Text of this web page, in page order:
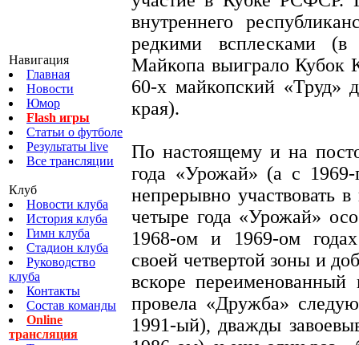
Навигация
Главная
Новости
Юмор
Flash игры
Статьи о футболе
Результаты live
Все трансляции
Клуб
Новости клуба
История клуба
Гимн клуба
Стадион клуба
Руководство
клуба
Контакты
Состав команды
Online
трансляция
внутреннего
редкими всплесками
Майкопа выиграло Кубок
60-х майкопский «Труд»
края).
По настоящему и на
года «Урожай» (а с
непрерывно участвовать
четыре года «Урожай»
1968-ом и 1969-ом
своей четвертой зоны и
вскоре
провела «Дружба»
1991-ый), дважды